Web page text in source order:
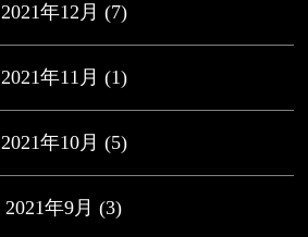
2021年12月 (7)
2021年11月 (1)
2021年10月 (5)
2021年9月 (3)